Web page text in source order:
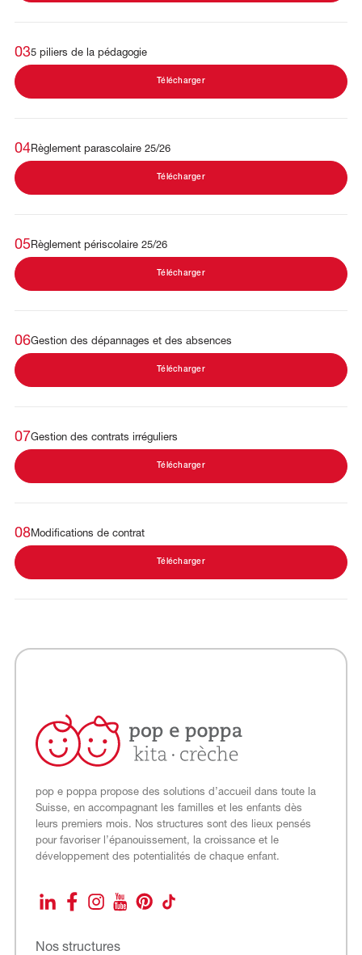
035 piliers de la pédagogie
Télécharger
04Règlement parascolaire 25/26
Télécharger
05 Règlement périscolaire 25/26
Télécharger
06Gestion des dépannages et des absences
Télécharger
07Gestion des contrats irréguliers
Télécharger
08Modifications de contrat
Télécharger
pop e poppa propose des solutions d’accueil dans toute la
Suisse, en accompagnant les familles et les enfants dès
leurs premiers mois. Nos structures sont des lieux pensés
pour favoriser l’épanouissement, la croissance et le
développement des potentialités de chaque enfant.
LinkedInFacebookInstagram
YouTubePinterestTikTok
Nos structures